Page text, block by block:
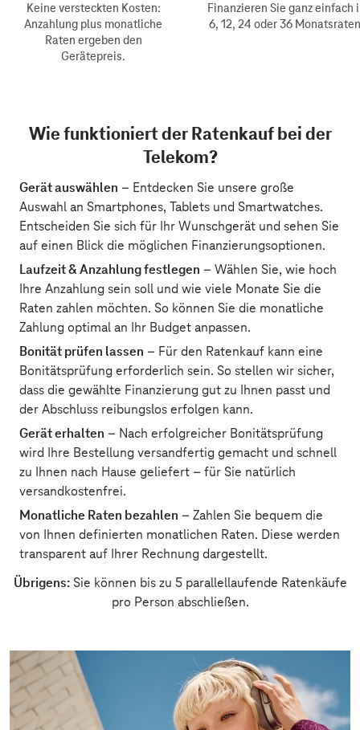
Keine versteckten Kosten:
Anzahlung plus monatliche
Raten ergeben den
Gerätepreis.
Finanzieren Sie ganz einfach
6, 12, 24 oder 36
Wie funktioniert der Ratenkauf bei der
Telekom?
Gerät auswählen – Entdecken Sie unsere große
Auswahl an Smartphones, Tablets und Smartwatches.
Entscheiden Sie sich für Ihr Wunschgerät und sehen Sie
auf einen Blick die möglichen Finanzierungsoptionen.
Laufzeit & Anzahlung festlegen – Wählen Sie, wie hoch
Ihre Anzahlung sein soll und wie viele Monate Sie die
Raten zahlen möchten. So können Sie die monatliche
Zahlung optimal an Ihr Budget anpassen.
Bonität prüfen lassen – Für den Ratenkauf kann eine
Bonitätsprüfung erforderlich sein. So stellen wir sicher,
dass die gewählte Finanzierung gut zu Ihnen passt und
der Abschluss reibungslos erfolgen kann.
Gerät erhalten – Nach erfolgreicher Bonitätsprüfung
wird Ihre Bestellung versandfertig gemacht und schnell
zu Ihnen nach Hause geliefert – für Sie natürlich
versandkostenfrei.
Monatliche Raten bezahlen – Zahlen Sie bequem die
von Ihnen definierten monatlichen Raten. Diese werden
transparent auf Ihrer Rechnung dargestellt.
Übrigens:Sie können bis zu 5 parallellaufende Ratenkäufe
pro Person abschließen.